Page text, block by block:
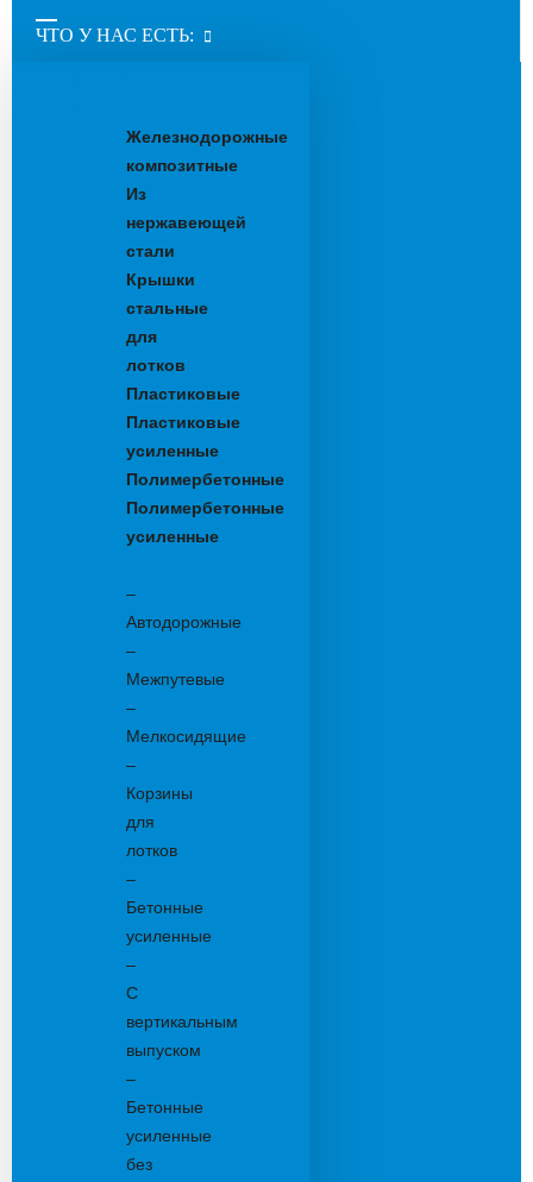
ЧТО У НАС ЕСТЬ:
Железнодорожные
композитные
Из
нержавеющей
стали
Крышки
стальные
для
лотков
Пластиковые
Пластиковые
усиленные
Полимербетонные
Полимербетонные
усиленные
–
Автодорожные
–
Межпутевые
–
Мелкосидящие
–
Корзины
для
лотков
–
Бетонные
усиленные
–
С
вертикальным
выпуском
–
Бетонные
усиленные
без